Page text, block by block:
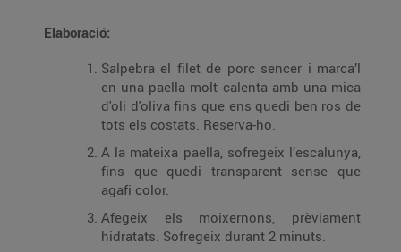
Elaboració:
Salpebra el filet de porc sencer i marca’l
en una paella molt calenta amb una mica
d'oli d'oliva fins que ens quedi ben ros de
tots els costats. Reserva-ho.
A la mateixa paella, sofregeix l’escalunya,
fins que quedi transparent sense que
agafi color.
Afegeix els moixernons, prèviament
hidratats. Sofregeix durant 2 minuts.